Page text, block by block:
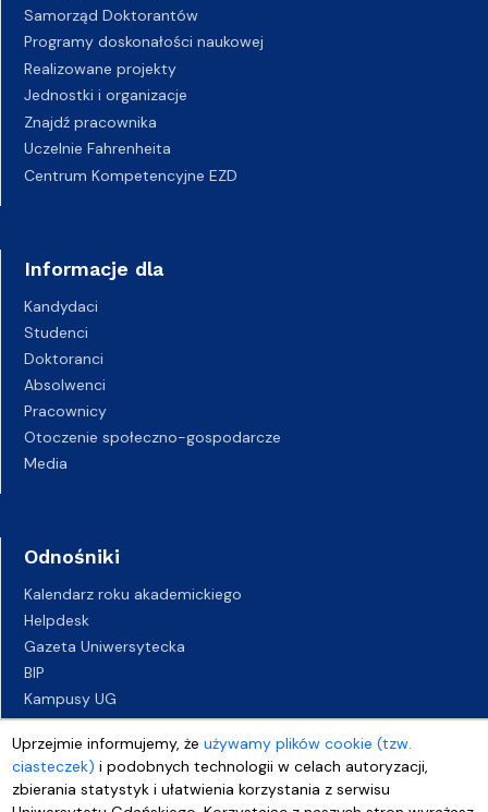
Uprzejmie informujemy, żeużywamy plików cookie (tzw.
ciasteczek) i podobnych technologii w celach autoryzacji,
zbierania statystyk i ułatwienia korzystania z serwisu
Samorząd Doktorantów
Programy doskonałości naukowej
Realizowane projekty
Jednostki i organizacje
Znajdź pracownika
Uczelnie Fahrenheita
Centrum Kompetencyjne EZD
Informacje dla
Kandydaci
Studenci
Doktoranci
Absolwenci
Pracownicy
Otoczenie społeczno-gospodarcze
Media
Odnośniki
Kalendarz roku akademickiego
Helpdesk
Gazeta Uniwersytecka
BIP
Kampusy UG
Biuro Karier UG
Oferty pracy
Deklaracja dostępności